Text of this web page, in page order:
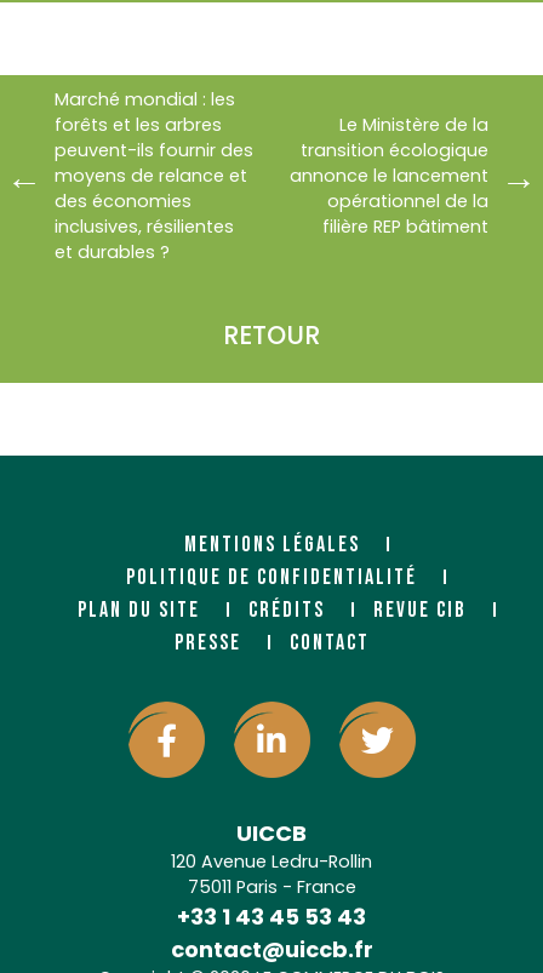
Marché mondial : les
forêts et les arbres
peuvent-ils fournir des
moyens de relance et
des économies
inclusives, résilientes
et durables ?
RETOUR
Le Ministère de la
transition écologique
annonce le lancement
opérationnel de la
filière REP bâtiment
MENTIONS LÉGALES
POLITIQUE DE CONFIDENTIALITÉ
PLAN DU SITE
CRÉDITS
REVUE CIB
PRESSE
CONTACT
UICCB
120 Avenue Ledru-Rollin
75011 Paris - France
+33 1 43 45 53 43
contact@uiccb.fr